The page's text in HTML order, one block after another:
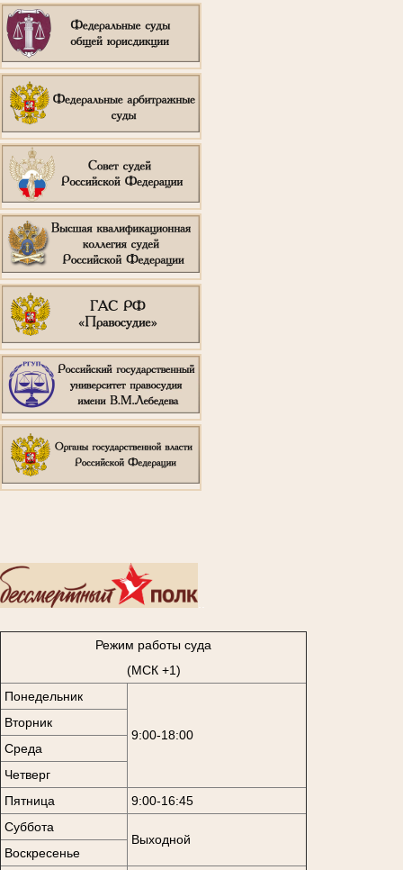
Режим работы суда
(МСК +1)
Понедельник
9:00-18:00
Вторник
Среда
Четверг
Пятница
9:00-16:45
Суббота
Выходной
Воскресенье